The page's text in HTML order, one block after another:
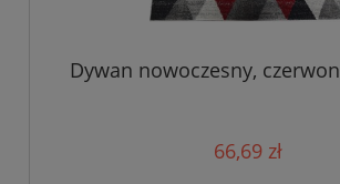
Dywan nowoczesny,
66,69 zł